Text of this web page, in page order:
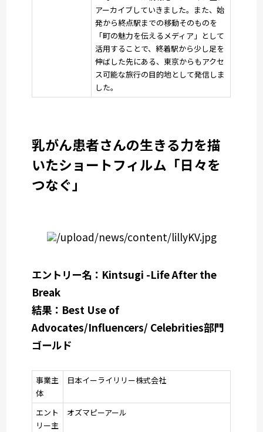
アーカイブしていきました。また、始
発から終点駅までの移動そのものを
「町の魅力を伝えるメディア」として
活用することで、終着駅から少し足を
伸ばした先にある、東京からもアクセ
ス可能な旅行の目的地として発信しま
した。
乳がん患者さんの生きる力を描
いたショートフィルム「日々を
つなぐ」
エントリー名：Kintsugi -Life After the
Break
結果：Best Use of
Advocates/Influencers/ Celebrities部門
ゴールド
事業主
体
日本イーライリリー株式会社
エント
リー主
オズマピーアール